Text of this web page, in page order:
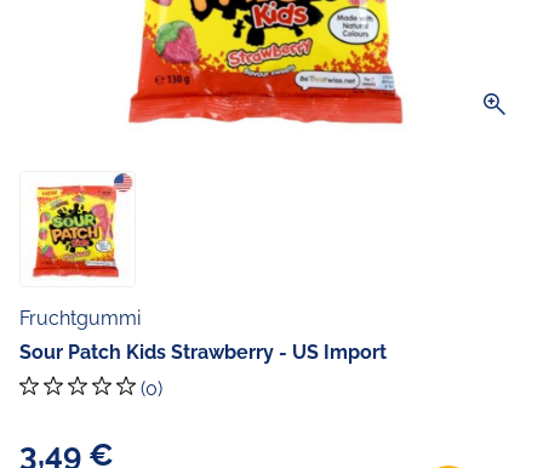
zoom_in
Fruchtgummi
Sour Patch Kids Strawberry - US Import
(0)
3,49 €